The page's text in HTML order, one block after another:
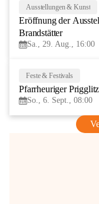
Ausstellungen & Kunst
Eröffnung der
Brandstätter
Sa., 29. Aug., 16:00
Feste & Festivals
Pfarrheuriger Prigglitz
So., 6. Sept., 08:00